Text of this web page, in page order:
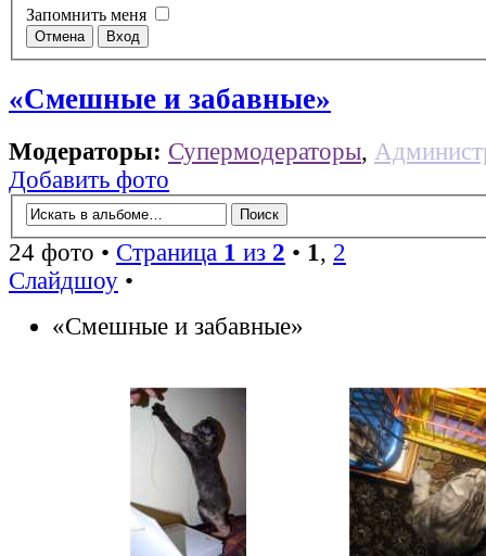
Запомнить меня
«Смешные и забавные»
Модераторы: Супермодераторы,
Добавить фото
24 фото • Страница 1 из 2 • 1, 2
Слайдшоу •
«Смешные и забавные»